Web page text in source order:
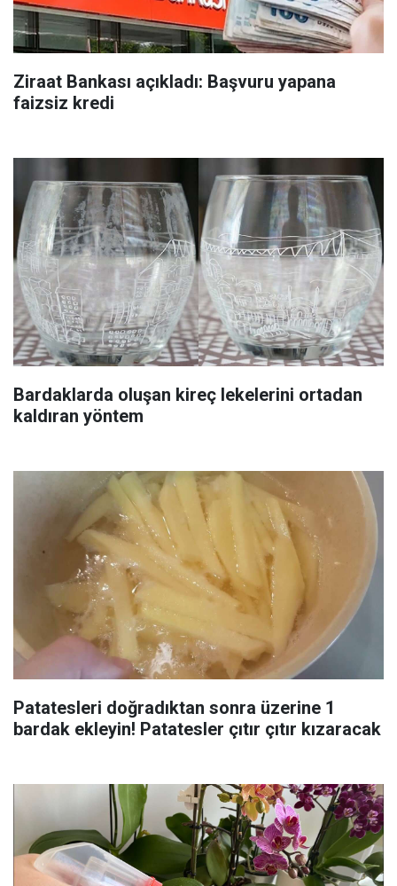
Ziraat Bankası açıkladı: Başvuru yapana
faizsiz kredi
Bardaklarda oluşan kireç lekelerini ortadan
kaldıran yöntem
Patatesleri doğradıktan sonra üzerine 1
bardak ekleyin! Patatesler çıtır çıtır kızaracak